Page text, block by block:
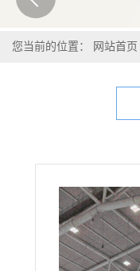
您当前的位置： 网站首页